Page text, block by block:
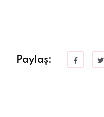
Paylaş: